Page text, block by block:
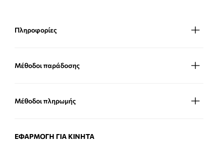
Πληροφορίες
Μέθοδοι παράδοσης
Μέθοδοι πληρωμής
ΕΦΑΡΜΟΓΉ ΓΙΑ ΚΙΝΗΤΆ